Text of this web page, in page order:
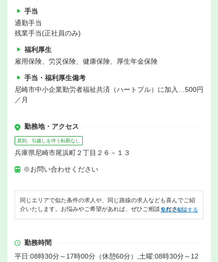
手当
通勤手当
残業手当(正社員のみ)
福利厚生
雇用保険、労災保険、健康保険、厚生年金保険
手当・福利厚生備考
尼崎市中小企業勤労者福祉共済（ハートプル）に加入…500円
／月
勤務地・アクセス
原則、引越しを伴う転勤なし
兵庫県尼崎市尾浜町２丁目２６－１３
※お問い合わせください
同じエリアで似た条件の求人や、同じ路線の求人なども喜んでご紹
介いたします。お悩みやご希望があれば、ぜひご相談ください。
無料で相談する
勤務時間
平日:08時30分～17時00分（休憩60分）,土曜:08時30分～12